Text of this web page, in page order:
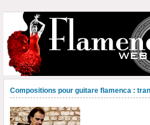
Compositions pour guitare flamenca :